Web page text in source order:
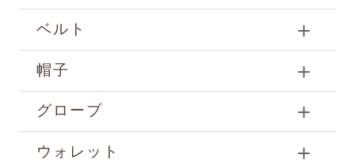
ベルト
帽子
グローブ
ウォレット